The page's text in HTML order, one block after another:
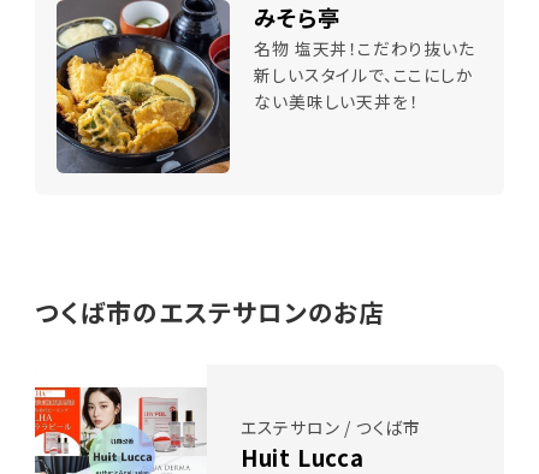
みそら亭
名物 塩天丼！こだわり抜いた
新しいスタイルで、ここにしか
ない美味しい天丼を！
つくば市のエステサロンのお店
エステサロン / つくば市
Huit Lucca